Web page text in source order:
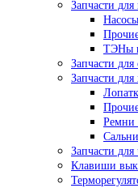
Запчасти
ТЭНы
Запчасти для
Запчасти для
Ремни
Запчасти для
Клавиши